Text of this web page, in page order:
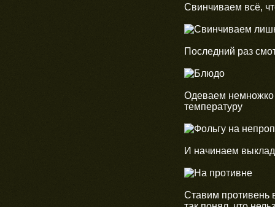
Свинчиваем всё,
Последний раз
Одеваем
температуру
И начинаем
Ставим противень